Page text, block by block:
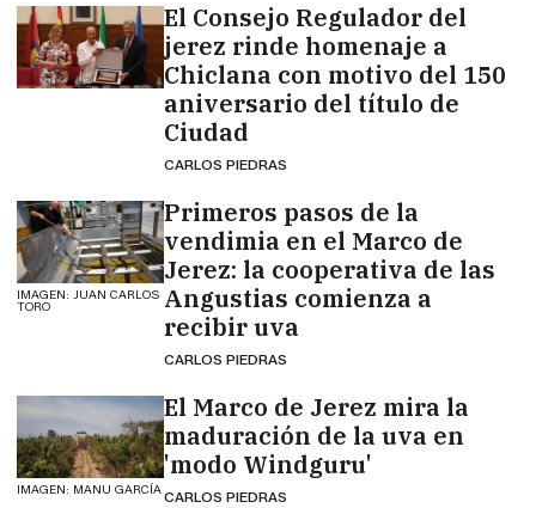
El Consejo Regulador del
jerez rinde homenaje a
Chiclana con motivo del 150
aniversario del título de
Ciudad
CARLOS PIEDRAS
IMAGEN: JUAN CARLOS
TORO
Primeros pasos de la
vendimia en el Marco de
Jerez: la cooperativa de las
Angustias comienza a
recibir uva
CARLOS PIEDRAS
IMAGEN: MANU GARCÍA
El Marco de Jerez mira la
maduración de la uva en
'modo Windguru'
CARLOS PIEDRAS